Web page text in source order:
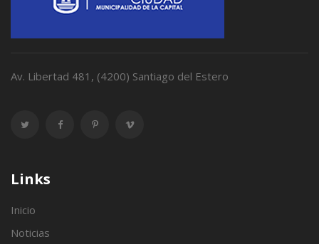
Av. Libertad 481, (4200) Santiago del Estero
Links
Inicio
Noticias